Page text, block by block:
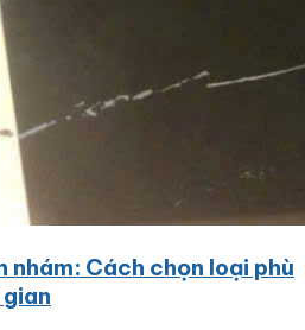
nhám: Cách chọn loại phù